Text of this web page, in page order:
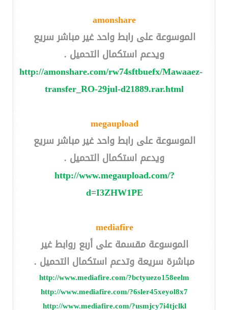
amonshare
الموسوعة على رابط واحد غير مباشر سريع
ويدعم استكمال التحميل .
http://amonshare.com/rw74sftbuefx/Mawaaez-
transfer_RO-29jul-d21889.rar.html
megaupload
الموسوعة على رابط واحد غير مباشر سريع
ويدعم استكمال التحميل .
http://www.megaupload.com/?
d=I3ZHW1PE
mediafire
الموسوعة مقسمة على أربع روابط غير
مباشرة سريعة وتدعم استكمال التحميل .
http://www.mediafire.com/?bctyuezo158eelm
http://www.mediafire.com/?6sler45xeyol8x7
http://www.mediafire.com/?usmjcy7i4tjclkl